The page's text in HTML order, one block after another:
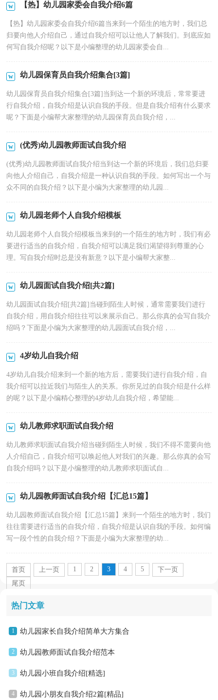
【热】幼儿园家委会自我介绍6篇
【热】幼儿园家委会自我介绍6篇当来到一个陌生的地方时，我们总
归要向他人介绍自己，通过自我介绍可以让他人了解我们。到底应如
何写自我介绍呢？以下是小编整理的幼儿园家委会自...
幼儿园保育员自我介绍集合[3篇]
幼儿园保育员自我介绍集合[3篇]当到达一个新的环境后，常常要进
行自我介绍，自我介绍是认识自我的手段。但是自我介绍有什么要求
呢？下面是小编帮大家整理的幼儿园保育员自我介绍，...
(优秀)幼儿园教师面试自我介绍
(优秀)幼儿园教师面试自我介绍当到达一个新的环境后，我们总归要
向他人介绍自己，自我介绍是一种认识自我的手段。如何写出一个与
众不同的自我介绍？以下是小编为大家整理的幼儿园...
幼儿园老师个人自我介绍模板
幼儿园老师个人自我介绍模板当来到的一个陌生的地方时，我们有必
要进行适当的自我介绍，自我介绍可以满足我们渴望得到尊重的心
理。写自我介绍时总是没有新意？以下是小编帮大家整...
幼儿园面试自我介绍[共2篇]
幼儿园面试自我介绍[共2篇]当碰到陌生人时候，通常需要我们进行
自我介绍，用自我介绍往往可以来展示自己。那么你真的会写自我介
绍吗？下面是小编为大家整理的幼儿园面试自我介绍，...
4岁幼儿自我介绍
4岁幼儿自我介绍来到一个新的地方后，需要我们进行自我介绍，自
我介绍可以拉近我们与陌生人的关系。你所见过的自我介绍是什么样
的呢？以下是小编精心整理的4岁幼儿自我介绍，希望能...
幼儿教师求职面试自我介绍
幼儿教师求职面试自我介绍当碰到陌生人时候，我们不得不需要向他
人介绍自己，自我介绍可以唤起他人对我们的兴趣。那么你真的会写
自我介绍吗？以下是小编整理的幼儿教师求职面试自...
幼儿园教师面试自我介绍【汇总15篇】
幼儿园教师面试自我介绍【汇总15篇】来到一个陌生的地方时，我们
往往需要进行适当的自我介绍，自我介绍是认识自我的手段。如何编
写一段个性的自我介绍？下面是小编为大家整理的幼...
首页 上一页 1 2 3 4 5
下一页
尾页
热门文章
1 幼儿园家长自我介绍简单大方集合
2 幼儿园教师面试自我介绍范本
3 幼儿园小班自我介绍[精选]
4 幼儿园小朋友自我介绍2篇[精品]